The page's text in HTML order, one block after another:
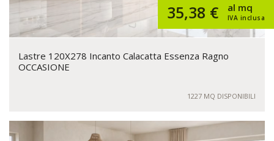
35,38 € IVA inclusa
al mq
Lastre 120X278 Incanto Calacatta Essenza Ragno
OCCASIONE
1227 MQ DISPONIBILI